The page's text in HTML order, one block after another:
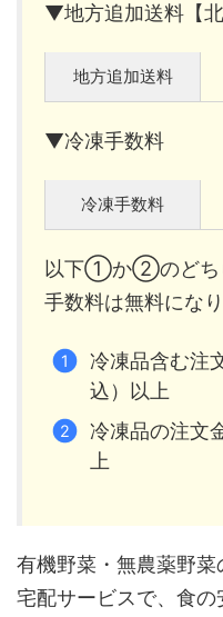
▼地方追加送料【北
地方追加送料
▼冷凍手数料
冷凍手数料
以下①か②のどち
手数料は無料になり
冷凍品含む注
込）以上
冷凍品の注文
上
有機野菜・無農薬野
宅配サービスで、食の